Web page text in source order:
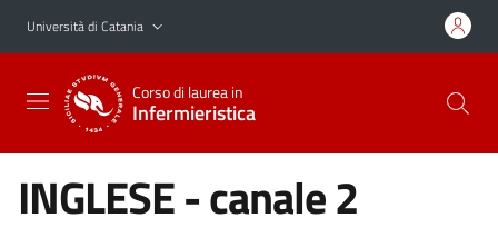
Vai al contenuto principale
Vai al menu di navigazione
Università di Catania
Corso di laurea in
Infermieristica
INGLESE - canale 2